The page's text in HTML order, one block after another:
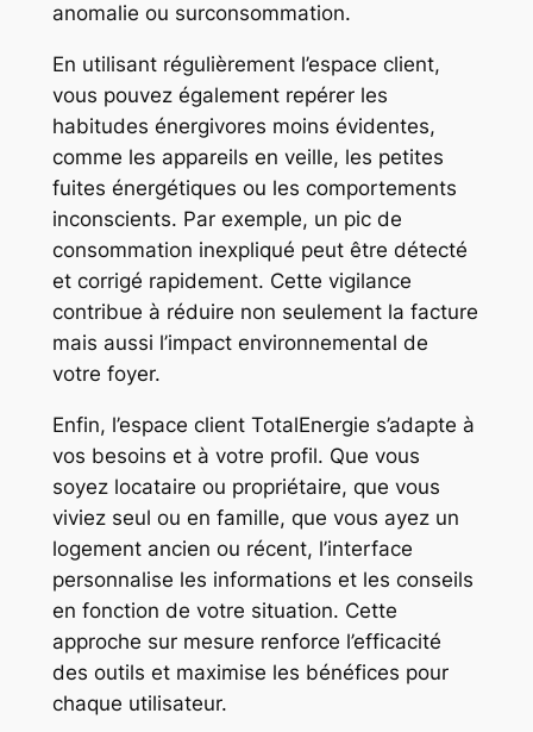
anomalie ou surconsommation.
En utilisant régulièrement l’espace client,
vous pouvez également repérer les
habitudes énergivores moins évidentes,
comme les appareils en veille, les petites
fuites énergétiques ou les comportements
inconscients. Par exemple, un pic de
consommation inexpliqué peut être détecté
et corrigé rapidement. Cette vigilance
contribue à réduire non seulement la facture
mais aussi l’impact environnemental de
votre foyer.
Enfin, l’espace client TotalEnergie s’adapte à
vos besoins et à votre profil. Que vous
soyez locataire ou propriétaire, que vous
viviez seul ou en famille, que vous ayez un
logement ancien ou récent, l’interface
personnalise les informations et les conseils
en fonction de votre situation. Cette
approche sur mesure renforce l’efficacité
des outils et maximise les bénéfices pour
chaque utilisateur.